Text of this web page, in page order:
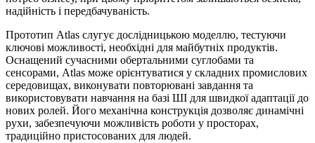
надійність і передбачуваність.
Прототип Atlas слугує дослідницькою моделлю, тестуючи
ключові можливості, необхідні для майбутніх продуктів.
Оснащений сучасними обертальними суглобами та
сенсорами, Atlas може орієнтуватися у складних промислових
середовищах, виконувати повторювані завдання та
використовувати навчання на базі ШІ для швидкої адаптації до
нових ролей. Його механічна конструкція дозволяє динамічні
рухи, забезпечуючи можливість роботи у просторах,
традиційно пристосованих для людей.